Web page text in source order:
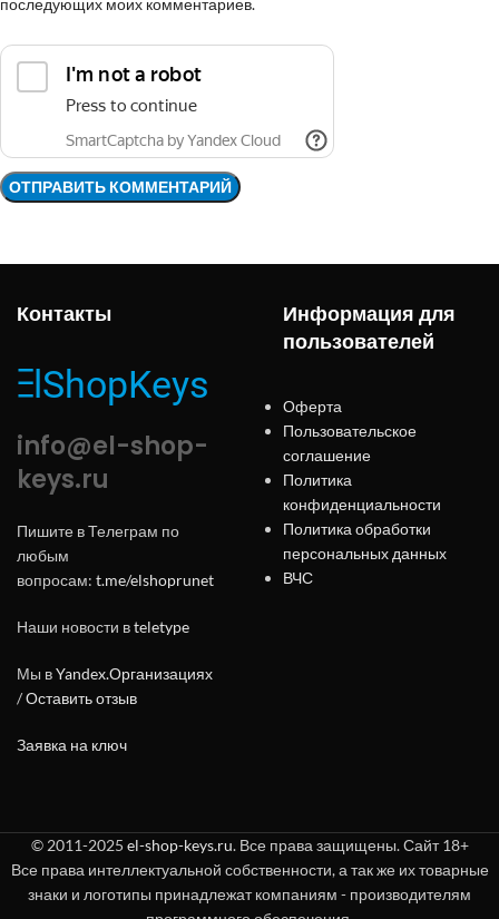
последующих моих комментариев.
Контакты
info@el-shop-
keys.ru
Пишите в Телеграм по
любым
вопросам: t.me/elshoprunet
Наши новости вteletype
Мы вYandex.Организациях
/Оставить отзыв
Заявка на ключ
Информация для
пользователей
Оферта
Пользовательское
соглашение
Политика
конфиденциальности
Политика обработки
персональных данных
ВЧС
© 2011-2025 el-shop-keys.ru. Все права защищены. Сайт 18+
Все права интеллектуальной собственности, а так же их товарные
знаки и логотипы принадлежат компаниям - производителям